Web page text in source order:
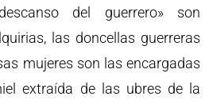
del guerrero» son
las doncellas guerreras
mujeres son las encargadas
extraída de las ubres de la